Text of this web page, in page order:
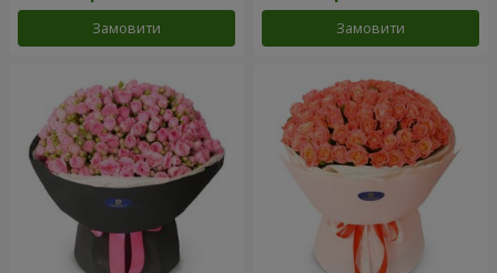
Замовити Замовити